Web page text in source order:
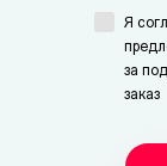
Я
за
заказ